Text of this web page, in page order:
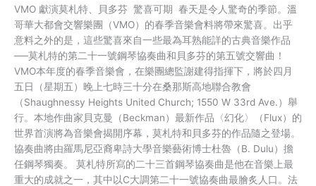
VMO 獻演莫札特、貝多芬 驚喜可期 春天是令人驚奇的季節。溫
哥華大都會交響樂團（VMO）的春季音樂會料將帶來驚喜。出乎
意料之外的是，這些驚喜來自一些最為耳熟能詳的古典音樂作品
──莫札特的第二十一號鋼琴協奏曲和貝多芬的第五號交響曲！
VMO本年度的春季音樂會，在樂團總監謝建得指揮下，將於四月
五日（星期五）晚上七時三十分在桑那斯高地聯合教會
（Shaughnessy Heights United Church; 1550 W 33rd Ave.）舉
行。本地作曲家貝克曼（Beckman）最新作品〈幻化〉（Flux）的
世界首演將為音樂會揭開序幕，莫札特和貝多芬的作品隨之登場。
協奏曲將由羅馬尼亞裔卑詩大學音樂藝術博士杜魯（B. Dulu）擔
任鋼琴獨奏。 莫札特所寫的二十三首鋼琴協奏曲是他在音樂上最
重大的成就之一，其中以C大調第二十一號協奏曲最膾炙人口。法
演
莫
札
特、
貝
多
芬
驚
喜
可
期